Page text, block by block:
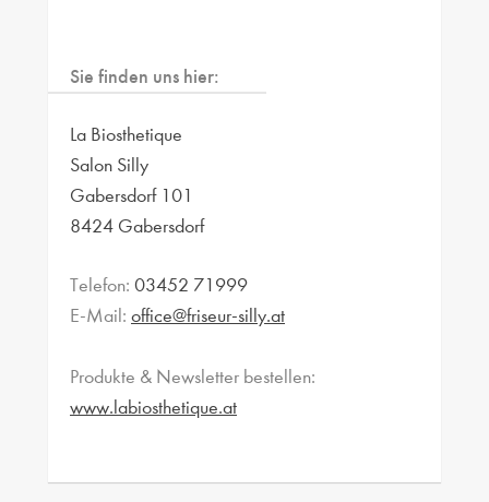
Sie finden uns hier:
La Biosthetique
Salon Silly
Gabersdorf 101
8424 Gabersdorf
Telefon: 03452 71999
E-Mail: office@friseur-silly.at
Produkte & Newsletter bestellen:
www.labiosthetique.at